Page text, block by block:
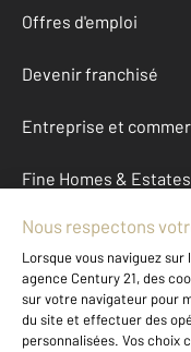
Offres d'emploi
Devenir franchisé
Entreprise et
Fine Homes & Estates
À propos
International
Nous contacter